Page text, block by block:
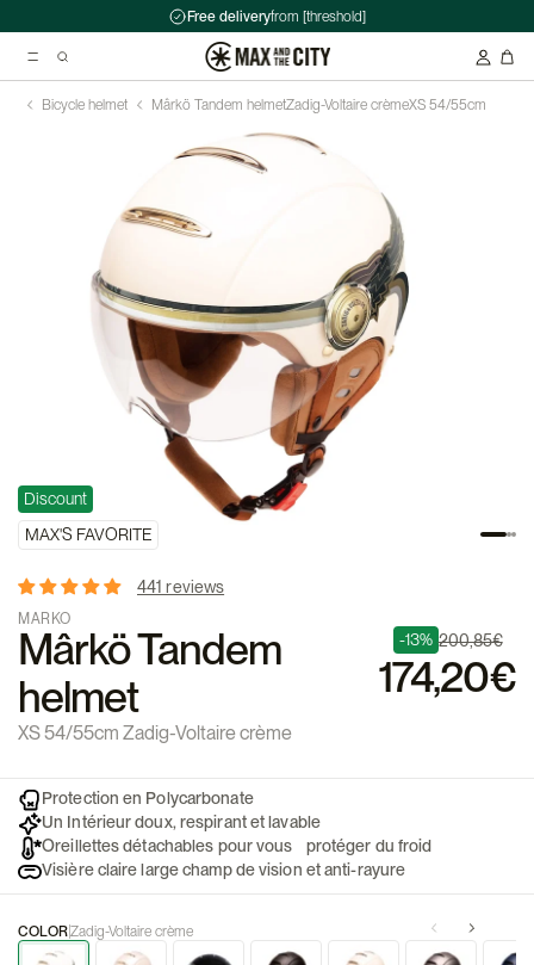
Free deliveryfrom [threshold]
Kryptonite Evolution Series 4 1090 Chain Lock - 90cm
Abus HUD-Y ACE Headset
Double pannier rack - Ortlieb - Back-Roller Classic
Bicycle helmet Mârkö Tandem helmetZadig-Voltaire crèmeXS 54/55cm
Discount
MAX'S FAVORITE
441 reviews
MARKO
Mârkö Tandem
helmet
XS 54/55cm Zadig-Voltaire crème
-13% 200,85€
174,20€
Protection en Polycarbonate
Un Intérieur doux, respirant et lavable
️Oreillettes détachables pour vous protéger du froid
Visière claire large champ de vision et anti-rayure
COLORZadig-Voltaire crème